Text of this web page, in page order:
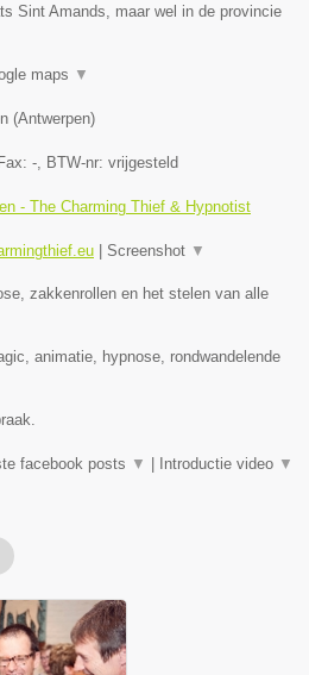
Sint Amands, maar wel in de provincie
maps ▼
(Antwerpen)
Fax: - , BTW-nr: vrijgesteld
- The Charming Thief & Hypnotist
| Screenshot ▼
zakkenrollen en het stelen van alle
animatie, hypnose, rondwandelende
facebook posts ▼ | Introductie video ▼